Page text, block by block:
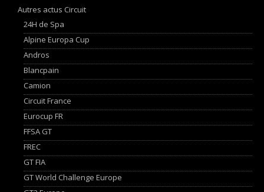
Autres actus Circuit
24H de Spa
Alpine Europa Cup
Andros
Blancpain
Camion
Circuit France
Eurocup FR
FFSA GT
FREC
GT FIA
GT World Challenge Europe